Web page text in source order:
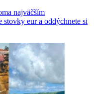
najväčším
stovky eur a oddýchnete si